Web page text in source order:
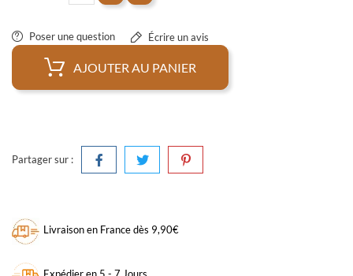
Poser une question Écrire un avis
AJOUTER AU PANIER
Partager sur :
Livraison en France dès 9,90€